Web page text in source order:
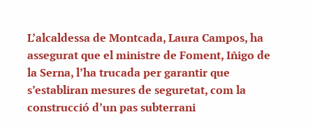
L’alcaldessa de Montcada, Laura Campos, ha
assegurat que el ministre de Foment, Iñigo de
la Serna, l’ha trucada per garantir que
s’establiran mesures de seguretat, com la
construcció d’un pas subterrani